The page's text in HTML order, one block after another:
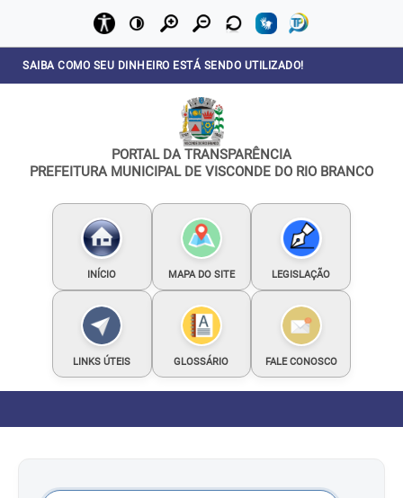
SAIBA COMO SEU DINHEIRO ESTÁ SENDO UTILIZADO!
PORTAL DA TRANSPARÊNCIA
PREFEITURA MUNICIPAL DE VISCONDE DO RIO BRANCO
INÍCIO MAPA DO SITE LEGISLAÇÃO
LINKS ÚTEIS GLOSSÁRIO FALE CONOSCO